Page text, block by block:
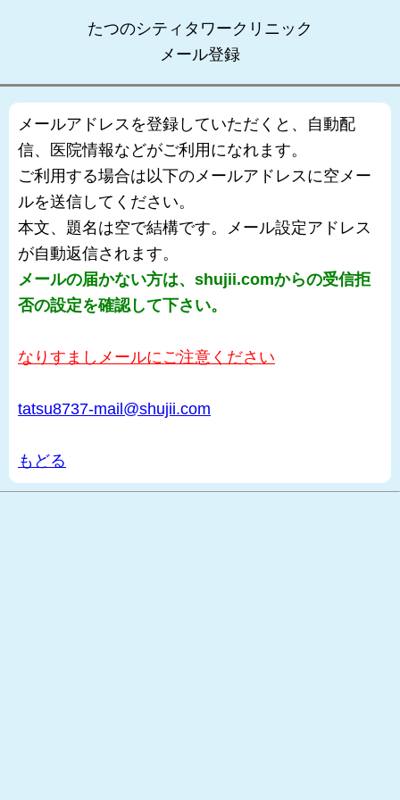
たつのシティタワークリニック
メール登録
メールアドレスを登録していただくと、自動配
信、医院情報などがご利用になれます。
ご利用する場合は以下のメールアドレスに空メー
ルを送信してください。
本文、題名は空で結構です。メール設定アドレス
が自動返信されます。
メールの届かない方は、shujii.comからの受信拒
否の設定を確認して下さい。
なりすましメールにご注意ください
tatsu8737-mail@shujii.com
もどる